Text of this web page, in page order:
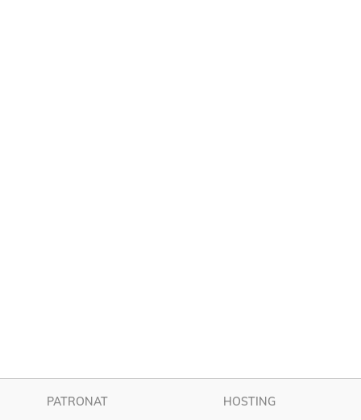
PATRONAT HOSTING